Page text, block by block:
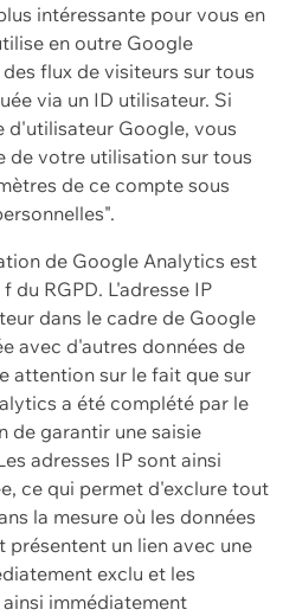
intéressante pour vous en
en outre Google
flux de visiteurs sur tous
via un ID utilisateur. Si
d'utilisateur Google, vous
de votre utilisation sur tous
de ce compte sous
de Google Analytics est
du RGPD. L'adresse IP
dans le cadre de Google
avec d'autres données de
attention sur le fait que sur
a été complété par le
de garantir une saisie
adresses IP sont ainsi
ce qui permet d'exclure tout
la mesure où les données
un lien avec une
exclu et les
immédiatement